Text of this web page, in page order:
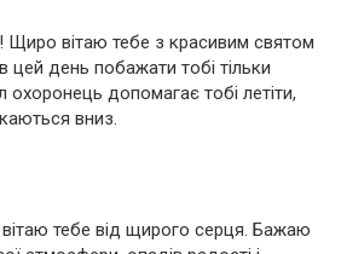
вітаю тебе з красивим святом
цей день побажати тобі тільки
охоронець допомагає тобі летіти,
вниз.
тебе від щирого серця. Бажаю